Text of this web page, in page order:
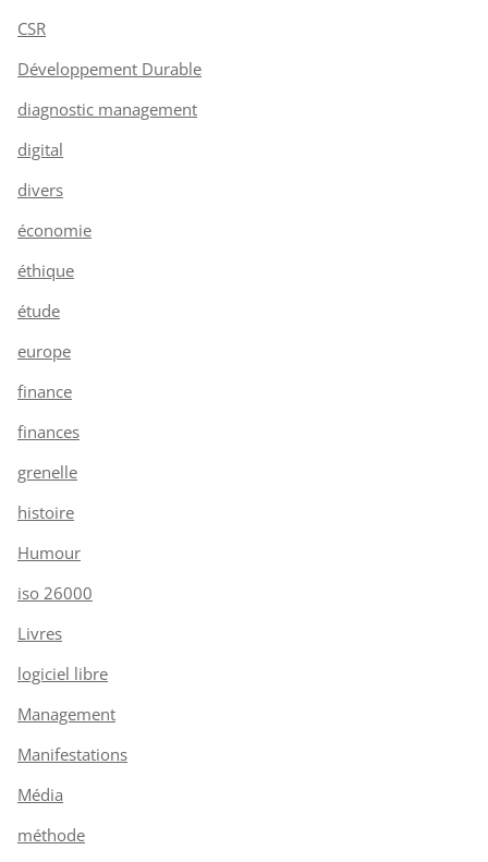
CSR
Développement Durable
diagnostic management
digital
divers
économie
éthique
étude
europe
finance
finances
grenelle
histoire
Humour
iso 26000
Livres
logiciel libre
Management
Manifestations
Média
méthode